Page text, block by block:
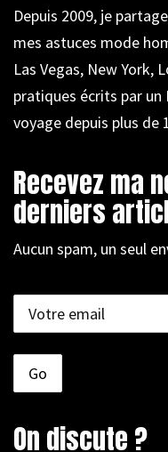
Depuis 2009, je
mes astuces mode
Las Vegas, New York,
pratiques écrits par
voyage depuis plus de
Recevez ma
derniers
Aucun spam, un seul
On discute ?